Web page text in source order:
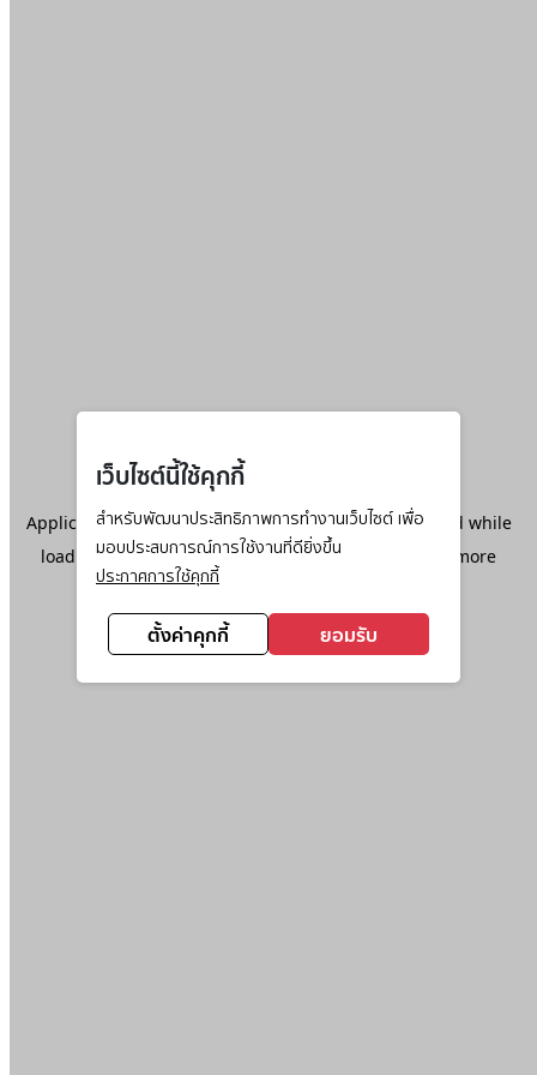
เว็บไซต์นี้ใช้คุกกี้
สำหรับพัฒนาประสิทธิภาพการทำงานเว็บไซต์ เพื่อ
มอบประสบการณ์การใช้งานที่ดียิ่งขึ้น
ประกาศการใช้คุกกี้
ตั้งค่าคุกกี้ ยอมรับ
Application error: aclient-side exception has occurred while
loadingwww.ktc.co.th(see the browser console
for more
information).